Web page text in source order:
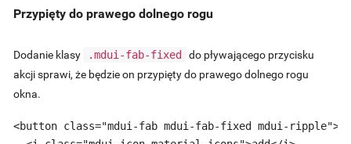
Przypięty do prawego dolnego rogu
Dodanie klasy .mdui-fab-fixed
do pływającego przycisku
akcji sprawi, że będzie on przypięty do prawego dolnego rogu
okna.
<button class="mdui-fab mdui-fab-fixed mdui-ripple">